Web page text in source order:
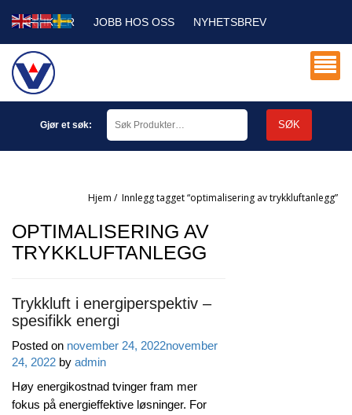
ARTIKLER JOBB HOS OSS NYHETSBREV
SERVICE DB
Gjør et søk: SØK
Hjem / innlegg tagget “optimalisering av trykkluftanlegg”
OPTIMALISERING AV
TRYKKLUFTANLEGG
Trykkluft i energiperspektiv –
spesifikk energi
Posted on november 24, 2022november
24, 2022 by admin
Høy energikostnad tvinger fram mer
fokus på energieffektive løsninger. For